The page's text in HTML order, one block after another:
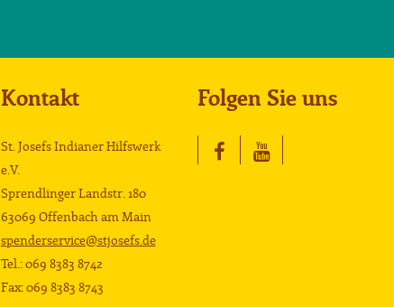
Kontakt
St. Josefs Indianer Hilfswerk
e.V.
Sprendlinger Landstr. 180
63069 Offenbach am Main
spenderservice@stjosefs.de
Tel.: 069 8383 8742
Fax: 069 8383 8743
Folgen Sie uns